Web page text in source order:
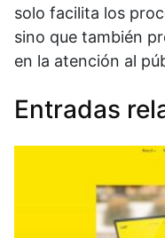
solo facilita los
sino que también
en la atención al
Entradas